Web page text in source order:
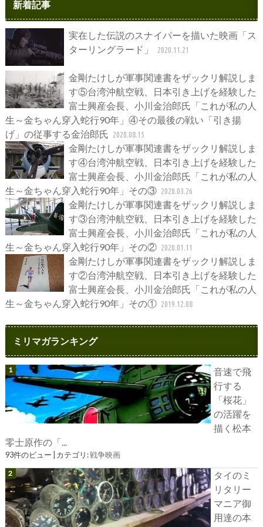
新着記事
実在した伝説のスナイパーを描いた映画「ス
ターリングラード」
2020.11.21
金剛たけしが軍事関連書をザックリ解説しま
す⑤台湾沖航空戦、日本引き上げを経験した
富士興産会長、小川金治郎氏「これが私の人
生～金ちゃん穿入蛇行90年」④その最後の戦い「引き揚
げ」の従事する金治郎氏 2020.08.15
金剛たけしが軍事関連書をザックリ解説しま
す④台湾沖航空戦、日本引き上げを経験した
富士興産会長、小川金治郎氏「これが私の人
生～金ちゃん穿入蛇行90年」その③ 2020.03.26
金剛たけしが軍事関連書をザックリ解説しま
す③台湾沖航空戦、日本引き上げを経験した
富士興産会長、小川金治郎氏「これが私の人
生～金ちゃん穿入蛇行90年」その② 2020.01.11
金剛たけしが軍事関連書をザックリ解説しま
す②台湾沖航空戦、日本引き上げを経験した
富士興産会長、小川金治郎氏「これが私の人
生～金ちゃん穿入蛇行90年」その① 2019.12.08
ミリマガランキング
音速で飛
行する
「桜花」
の活躍を
描く松本
零士原作の「...
93件のビュー カテゴリ:戦争映画
タイのミ
リタリー
マニア御
用達の本